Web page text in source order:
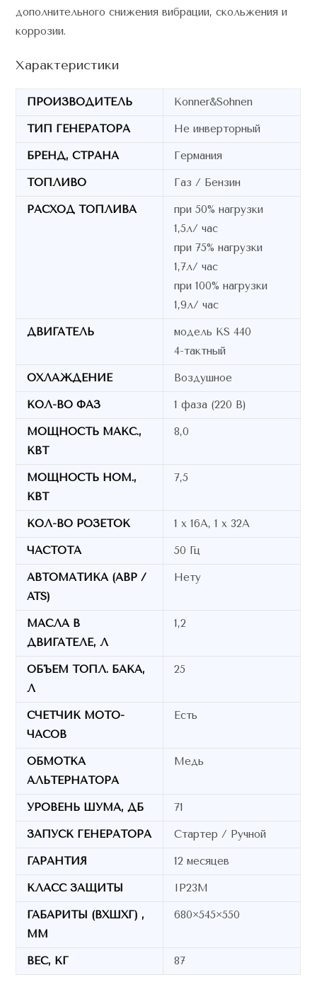
дополнительного снижения вибрации, скольжения и
коррозии.
Характеристики
ПРОИЗВОДИТЕЛЬ Konner&Sohnen
ТИП ГЕНЕРАТОРА Не инверторный
БРЕНД, СТРАНА Германия
ТОПЛИВО Газ / Бензин
РАСХОД ТОПЛИВА
при 50% нагрузки
1,5л/ час
при 75% нагрузки
1,7л/ час
при 100% нагрузки
1,9л/ час
ДВИГАТЕЛЬ
модель KS 440
4-тактный
ОХЛАЖДЕНИЕ Воздушное
КОЛ-ВО ФАЗ 1 фаза (220 В)
МОЩНОСТЬ МАКС.,
КВТ
8,0
МОЩНОСТЬ НОМ.,
КВТ
7,5
КОЛ-ВО РОЗЕТОК 1 х 16А, 1 х 32А
ЧАСТОТА 50 Гц
АВТОМАТИКА (АВР /
ATS)
Нету
МАСЛА В
ДВИГАТЕЛЕ, Л
1,2
ОБЪЕМ ТОПЛ. БАКА,
Л
25
СЧЕТЧИК МОТО-
ЧАСОВ
Есть
ОБМОТКА
АЛЬТЕРНАТОРА
Медь
УРОВЕНЬ ШУМА, ДБ 71
ЗАПУСК ГЕНЕРАТОРА Стартер / Ручной
ГАРАНТИЯ 12 месяцев
КЛАСС ЗАЩИТЫ IP23M
ГАБАРИТЫ (ВХШХГ) ,
ММ
680×545×550
ВЕС, КГ 87